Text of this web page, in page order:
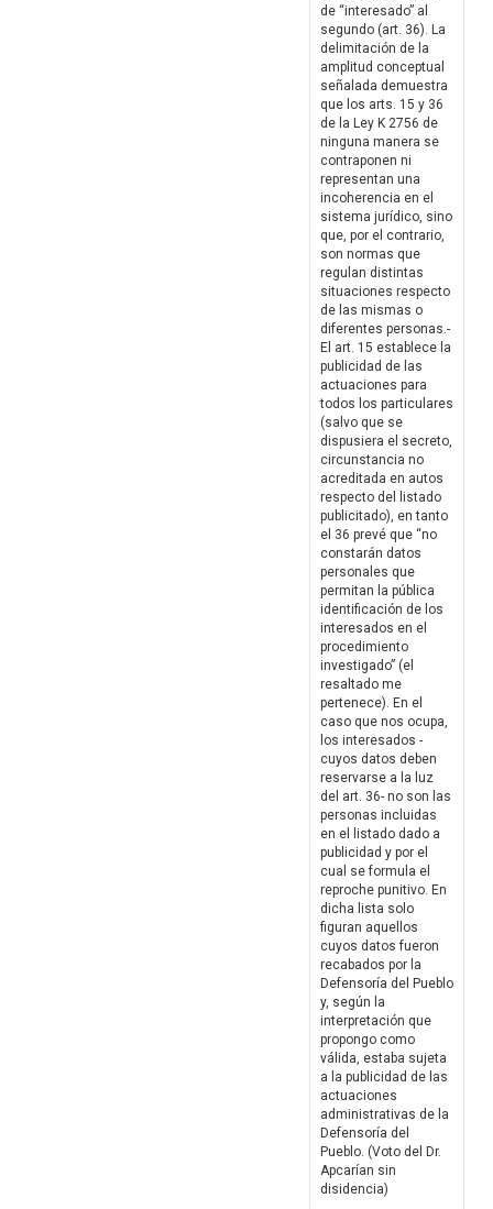
de “interesado” al
segundo (art. 36). La
delimitación de la
amplitud conceptual
señalada demuestra
que los arts. 15 y 36
de la Ley K 2756 de
ninguna manera se
contraponen ni
representan una
incoherencia en el
sistema jurídico, sino
que, por el contrario,
son normas que
regulan distintas
situaciones respecto
de las mismas o
diferentes personas.-
El art. 15 establece la
publicidad de las
actuaciones para
todos los particulares
(salvo que se
dispusiera el secreto,
circunstancia no
acreditada en autos
respecto del listado
publicitado), en tanto
el 36 prevé que “no
constarán datos
personales que
permitan la pública
identificación de los
interesados en el
procedimiento
investigado” (el
resaltado me
pertenece). En el
caso que nos ocupa,
los interesados -
cuyos datos deben
reservarse a la luz
del art. 36- no son las
personas incluidas
en el listado dado a
publicidad y por el
cual se formula el
reproche punitivo. En
dicha lista solo
figuran aquellos
cuyos datos fueron
recabados por la
Defensoría del Pueblo
y, según la
interpretación que
propongo como
válida, estaba sujeta
a la publicidad de las
actuaciones
administrativas de la
Defensoría del
Pueblo. (Voto del Dr.
Apcarían sin
disidencia)